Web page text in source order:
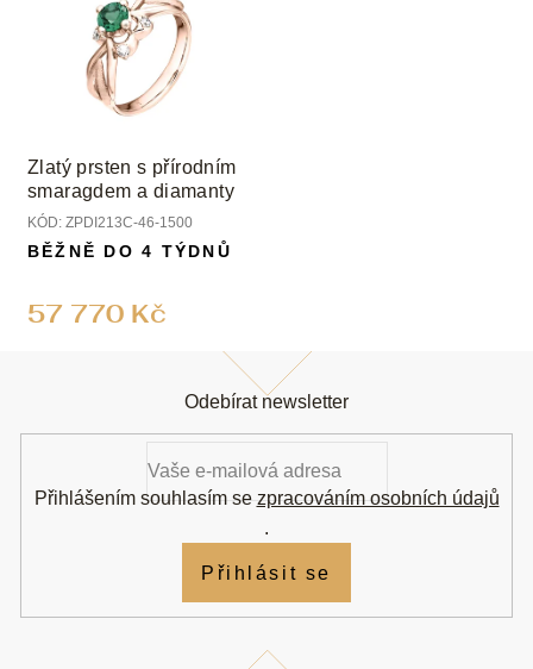
Zlatý prsten s přírodním
smaragdem a diamanty
KÓD: ZPDI213C-46-1500
57 770 Kč
BĚŽNĚ DO 4 TÝDNŮ
Odebírat newsletter
Přihlášením souhlasím se zpracováním osobních údajů
.
Přihlásit se